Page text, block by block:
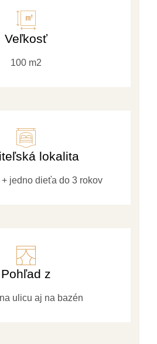
Veľkosť
100 m2
lokalita
jedno dieťa do 3 rokov
Pohľad z
ulicu aj na bazén